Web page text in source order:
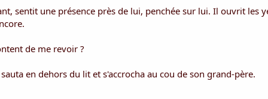
sentit une présence près de lui, penchée sur lui. Il ouvrit les
de me revoir ?
en dehors du lit et s'accrocha au cou de son grand-père.